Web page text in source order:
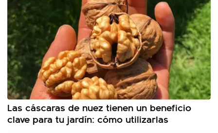
Las cáscaras de nuez tienen un beneficio
clave para tu jardín: cómo utilizarlas